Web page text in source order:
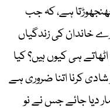
ہے، کہ جب
خاندان کی زندگیاں
اٹھاتے ہی کیوں ہیں؟ کیا
کرنا اتنا ضروری ہے
دیا جائے جس نے نو